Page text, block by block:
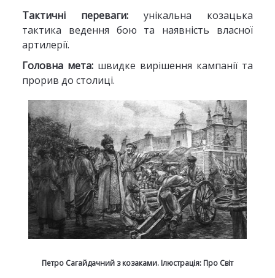
Тактичні переваги:унікальна козацька
тактика ведення бою та наявність власної
артилерії.
Головна мета: швидке вирішення кампанії та
прорив до столиці.
Петро Сагайдачний з козаками. Ілюстрація: Про Світ